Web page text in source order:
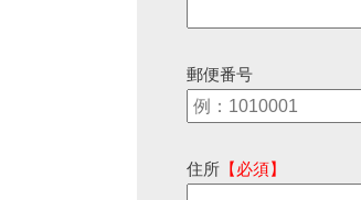
郵便番号
住所 【必須】